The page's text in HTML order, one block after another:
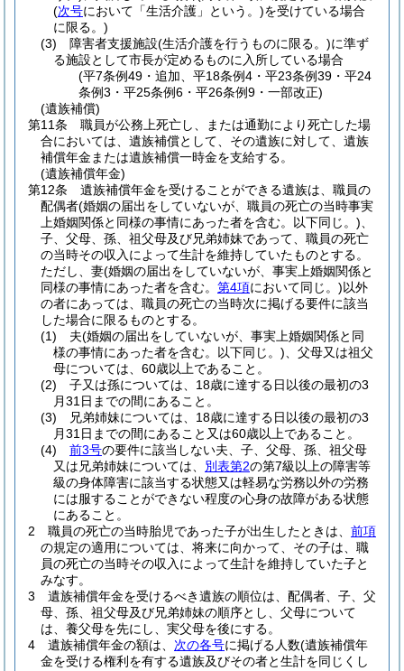
(次号において「生活介護」という。)を受けている場合
に限る。)
(3)
障害者支援施設(生活介護を行うものに限る。)に準ず
る施設として市長が定めるものに入所している場合
(平7条例49・追加、平18条例4・平23条例39・平24
条例3・平25条例6・平26条例9・一部改正)
(遺族補償)
第11条
職員が公務上死亡し、または通勤により死亡した場
合においては、遺族補償として、その遺族に対して、遺族
補償年金または遺族補償一時金を支給する。
(遺族補償年金)
第12条
遺族補償年金を受けることができる遺族は、職員の
配偶者(婚姻の届出をしていないが、職員の死亡の当時事実
上婚姻関係と同様の事情にあった者を含む。以下同じ。)
子、父母、孫、祖父母及び兄弟姉妹であって、職員の死亡
の当時その収入によって生計を維持していたものとする。
ただし、妻(婚姻の届出をしていないが、事実上婚姻関係と
同様の事情にあった者を含む。 第4項において同じ。)以外
の者にあっては、職員の死亡の当時次に掲げる要件に該当
した場合に限るものとする。
(1)
夫(婚姻の届出をしていないが、事実上婚姻関係と同
様の事情にあった者を含む。以下同じ。) 、父母又は祖父
母については、60歳以上であること。
(2)
子又は孫については、18歳に達する日以後の最初の3
月31日までの間にあること。
(3)
兄弟姉妹については、18歳に達する日以後の最初の3
月31日までの間にあること又は60歳以上であること。
(4)
前3号の要件に該当しない夫、子、父母、孫、祖父母
又は兄弟姉妹については、 別表第2の第7級以上の障害等
級の身体障害に該当する状態又は軽易な労務以外の労務
には服することができない程度の心身の故障がある状態
にあること。
2
職員の死亡の当時胎児であった子が出生したときは、 前項
の規定の適用については、将来に向かって、その子は、職
員の死亡の当時その収入によって生計を維持していた子と
みなす。
3
遺族補償年金を受けるべき遺族の順位は、配偶者、子、父
母、孫、祖父母及び兄弟姉妹の順序とし、父母について
は、養父母を先にし、実父母を後にする。
4
遺族補償年金の額は、 次の各号に掲げる人数(遺族補償年
金を受ける権利を有する遺族及びその者と生計を同じくし